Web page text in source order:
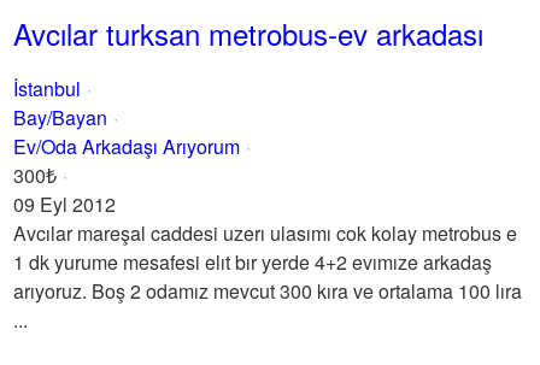
Avcılar turksan metrobus-ev arkadası
İstanbul
Bay/Bayan
Ev/Oda Arkadaşı Arıyorum
300₺
09 Eyl 2012
Avcılar mareşal caddesi uzerı ulasımı cok kolay metrobus e
1 dk yurume mesafesi elıt bır yerde 4+2 evımıze arkadaş
arıyoruz. Boş 2 odamız mevcut 300 kıra ve ortalama 100 lıra
...